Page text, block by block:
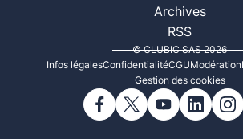
Archives
RSS
© CLUBIC SAS 2026
Infos légalesConfidentialitéCGUModération
Gestion des cookies